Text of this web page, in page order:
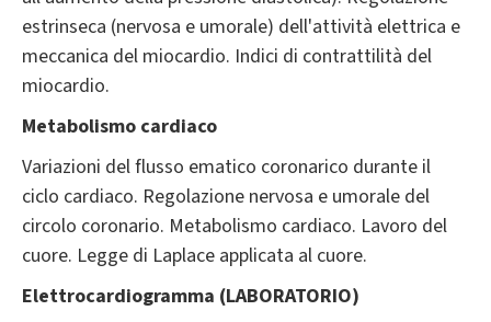
estrinseca (nervosa e umorale) dell'attività elettrica e
meccanica del miocardio. Indici di contrattilità del
miocardio.
Metabolismo cardiaco
Variazioni del flusso ematico coronarico durante il
ciclo cardiaco. Regolazione nervosa e umorale del
circolo coronario. Metabolismo cardiaco. Lavoro del
cuore. Legge di Laplace applicata al cuore.
Elettrocardiogramma (LABORATORIO)